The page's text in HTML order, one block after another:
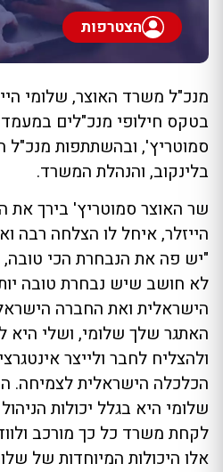
הצטרפות
מנכ"ל משרד האוצר, שלומי
בטקס חילופי מנכ"לים
סמוטריץ', ובהשתתפות מנכ"ל
בלינקוב, והנהלת המשרד.
שר האוצר סמוטריץ' בירך את
הייזלר, איחל לו הצלחה רבה
"יש פה את הנבחרת הכי טובה,
לא חושב שיש נבחרת טובה
הישראלית ואת החברה
האתגר שלך שלומי, ושלי היא
ולהצליח לחבר ולייצר
הכלכלה הישראלית לצמיחה.
שלומי היא בגלל יכולות
לקחת משרד כל כך מורכב
אלו היכולות המיוחדות של